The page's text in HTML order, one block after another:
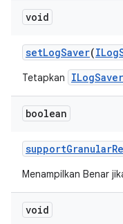
void
setLogSaver(ILog
Tetapkan ILogSaver
boolean
supportGranular
Menampilkan Benar
void